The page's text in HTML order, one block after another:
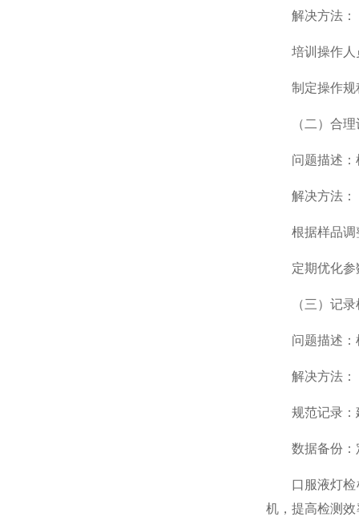
解决方法：
培训操作人员
制定操作规程
（二）合理
问题描述：检
解决方法：
根据样品调整
定期优化参数
（三）记录
问题描述：检
解决方法：
规范记录：建
数据备份：定
口服液灯检机
机，提高检测